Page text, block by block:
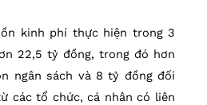
kinh phí thực hiện trong 3
22,5 tỷ đồng, trong đó hơn
ngân sách và 8 tỷ đồng đối
các tổ chức, cá nhân có liên